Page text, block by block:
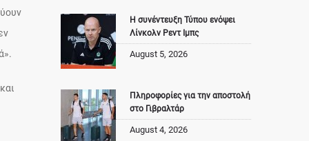
Η συνέντευξη Τύπου ενόψει
Λίνκολν Ρεντ Ιμπς
August 5, 2026
Πληροφορίες για την αποστολή
στο Γιβραλτάρ
August 4, 2026